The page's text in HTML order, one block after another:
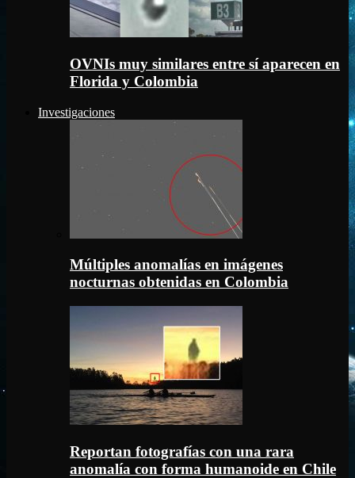
OVNIs muy similares entre sí aparecen en
Florida y Colombia
Investigaciones
Múltiples anomalías en imágenes
nocturnas obtenidas en Colombia
Reportan fotografías con una rara
anomalía con forma humanoide en Chile